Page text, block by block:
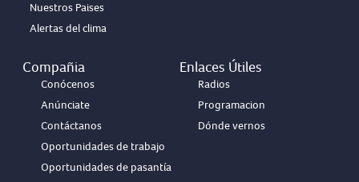
Nuestros Paises
Alertas del clima
Compañia
Conócenos
Anúnciate
Contáctanos
Oportunidades de trabajo
Oportunidades de pasantía
Enlaces Útiles
Radios
Programacion
Dónde vernos